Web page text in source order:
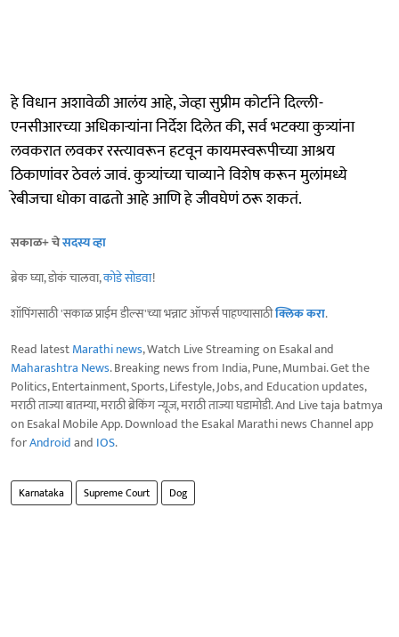
हे विधान अशावेळी आलंय आहे, जेव्हा सुप्रीम कोर्टाने दिल्ली-
एनसीआरच्या अधिकाऱ्यांना निर्देश दिलेत की, सर्व भटक्या कुत्र्यांना
लवकरात लवकर रस्त्यावरून हटवून कायमस्वरूपीच्या आश्रय
ठिकाणांवर ठेवलं जावं. कुत्र्यांच्या चाव्याने विशेष करून मुलांमध्ये
रेबीजचा धोका वाढतो आहे आणि हे जीवघेणं ठरू शकतं.
सकाळ+ चेसदस्य व्हा
ब्रेक घ्या, डोकं चालवा,कोडे सोडवा!
शॉपिंगसाठी 'सकाळ प्राईम डील्स'च्या भन्नाट ऑफर्स पाहण्यासाठीक्लिक करा.
Read latestMarathi news, Watch Live Streaming on Esakal and
Maharashtra News. Breaking news from India, Pune, Mumbai. Get the
Politics, Entertainment, Sports, Lifestyle, Jobs, and Education updates,
मराठी ताज्या बातम्या, मराठी ब्रेकिंग न्यूज, मराठी ताज्या घडामोडी. And Live taja batmya
on Esakal Mobile App. Download the Esakal Marathi news Channel app
forAndroidand IOS.
Karnataka Supreme Court Dog